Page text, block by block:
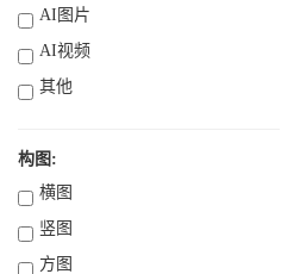
AI图片
AI视频
其他
构图:
横图
竖图
方图